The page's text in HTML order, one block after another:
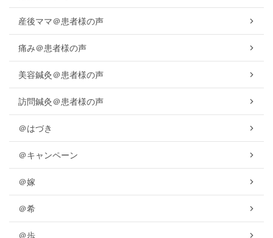
産後ママ＠患者様の声
痛み＠患者様の声
美容鍼灸＠患者様の声
訪問鍼灸＠患者様の声
＠はづき
＠キャンペーン
＠嫁
＠希
＠歩